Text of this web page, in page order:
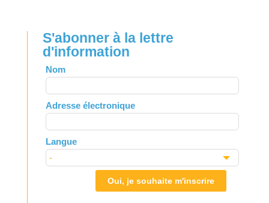
S'abonner à la lettre
d'information
Leave
this
field
blank
Nom
Adresse électronique
Langue
Oui, je souhaite m'inscrire